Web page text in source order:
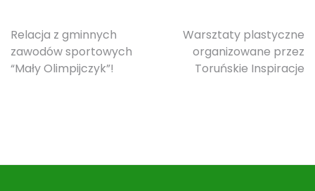
Nawigacja
wpisu
Relacja z gminnych
zawodów sportowych
“Mały Olimpijczyk”!
Warsztaty plastyczne
organizowane przez
Toruńskie Inspiracje